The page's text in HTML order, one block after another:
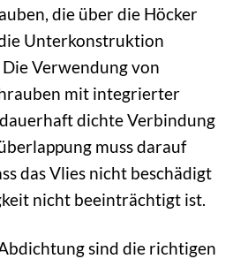
die über die Höcker
Unterkonstruktion
Verwendung von
mit integrierter
dichte Verbindung
muss darauf
das Vlies nicht beschädigt
nicht beeinträchtigt ist.
sind die richtigen